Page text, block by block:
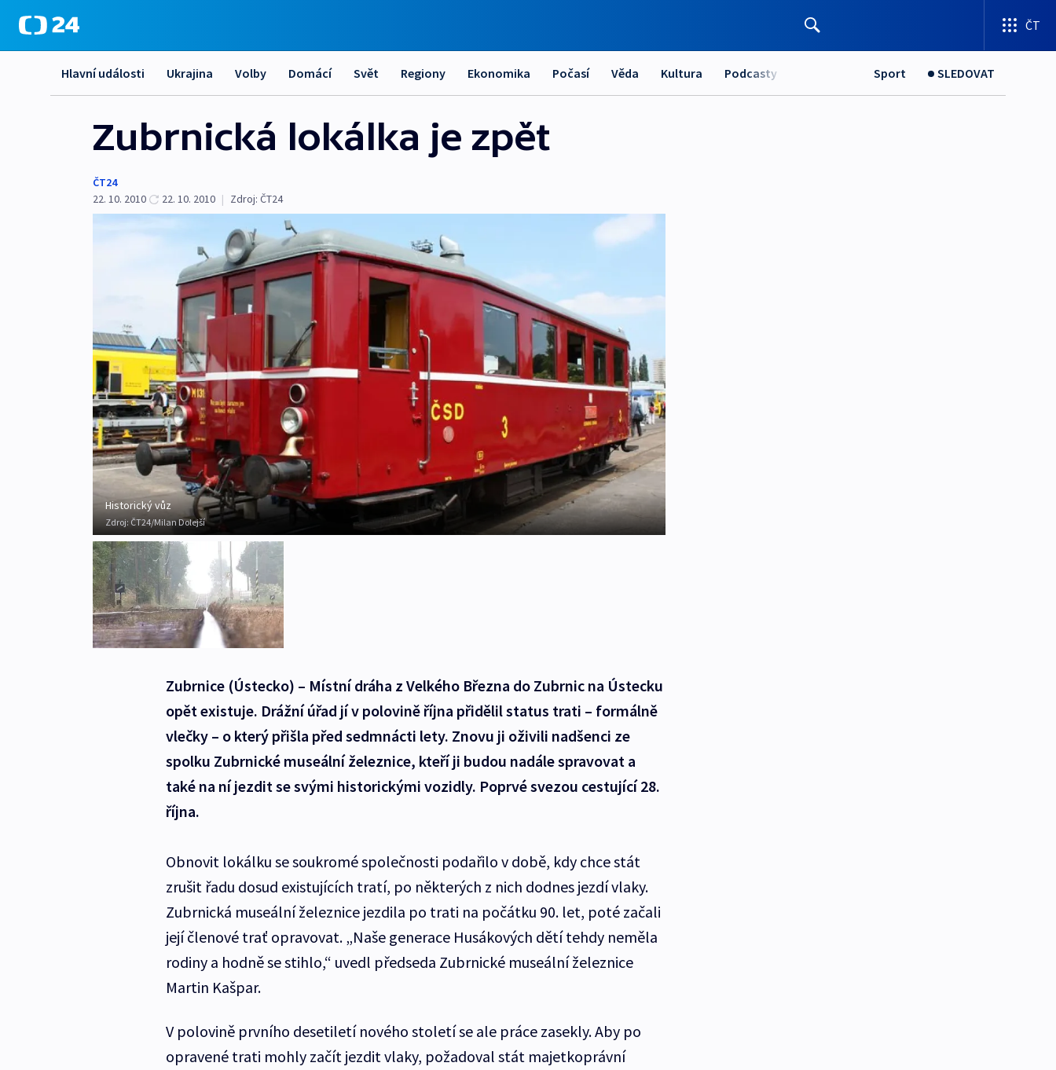
ČT
Hlavní události Ukrajina Volby Domácí Svět Regiony Ekonomika Počasí Věda Kultura Podcasty Sport SLEDOVAT
Zubrnická lokálka je zpět
ČT24
22. 10. 2010
22. 10. 2010 | Zdroj: ČT24
Historický vůz
Zdroj:ČT24/Milan Dolejší
Zubrnice (Ústecko) – Místní dráha z Velkého Března do Zubrnic na Ústecku
opět existuje. Drážní úřad jí v polovině října přidělil status trati – formálně
vlečky – o který přišla před sedmnácti lety. Znovu ji oživili nadšenci ze
spolku Zubrnické museální železnice, kteří ji budou nadále spravovat a
také na ní jezdit se svými historickými vozidly. Poprvé svezou cestující 28.
října.
Obnovit lokálku se soukromé společnosti podařilo v době, kdy chce stát
zrušit řadu dosud existujících tratí, po některých z nich dodnes jezdí vlaky.
Zubrnická museální železnice jezdila po trati na počátku 90. let, poté začali
její členové trať opravovat. „Naše generace Husákových dětí tehdy neměla
rodiny a hodně se stihlo,“ uvedl předseda Zubrnické museální železnice
Martin Kašpar.
V polovině prvního desetiletí nového století se ale práce zasekly. Aby po
opravené trati mohly začít jezdit vlaky, požadoval stát majetkoprávní